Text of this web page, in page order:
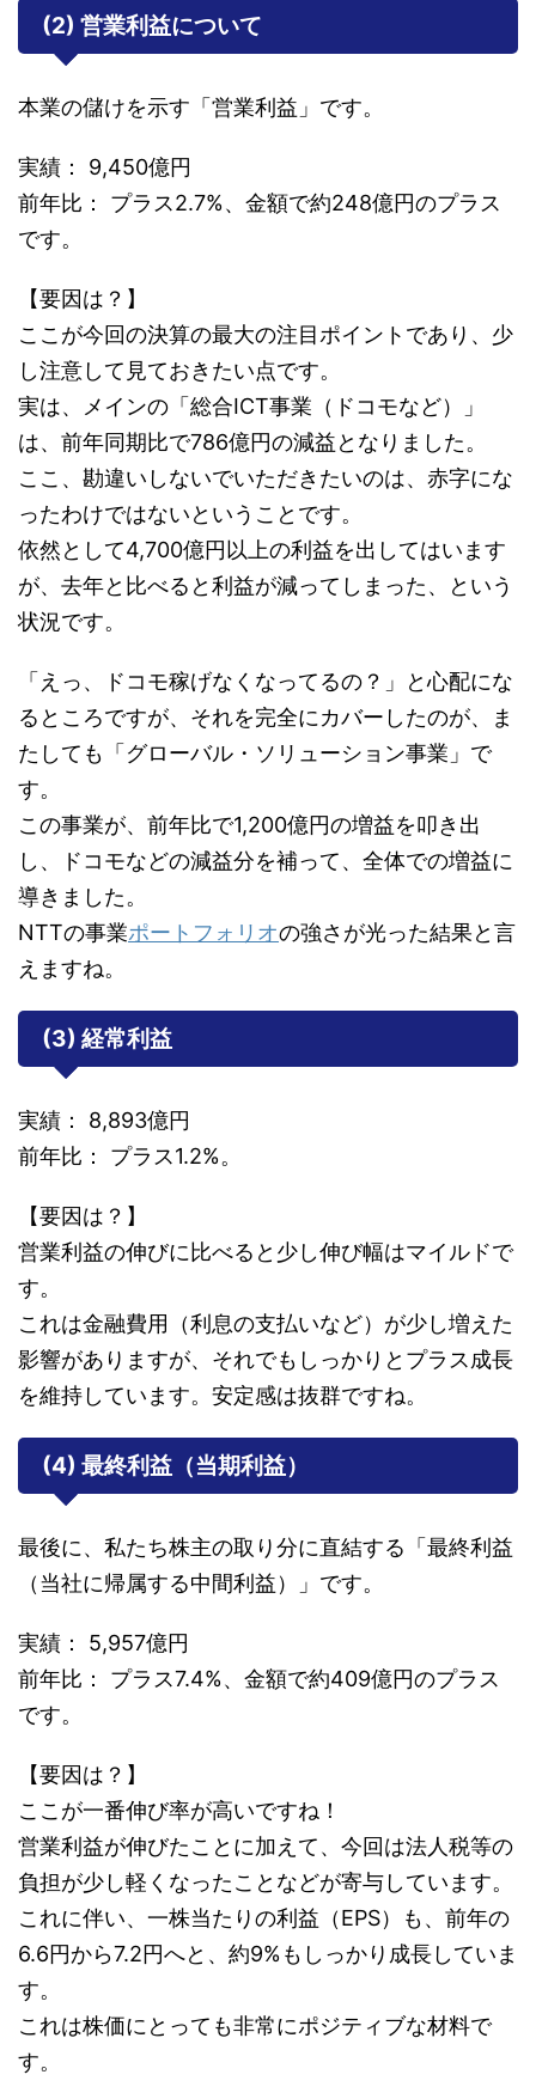
(2) 営業利益について
本業の儲けを示す「営業利益」です。
実績： 9,450億円
前年比： プラス2.7%、金額で約248億円のプラス
です。
【要因は？】
ここが今回の決算の最大の注目ポイントであり、少
し注意して見ておきたい点です。
実は、メインの「総合ICT事業（ドコモなど）」
は、前年同期比で786億円の減益となりました。
ここ、勘違いしないでいただきたいのは、赤字にな
ったわけではないということです。
依然として4,700億円以上の利益を出してはいます
が、去年と比べると利益が減ってしまった、という
状況です。
「えっ、ドコモ稼げなくなってるの？」と心配にな
るところですが、それを完全にカバーしたのが、ま
たしても「グローバル・ソリューション事業」で
す。
この事業が、前年比で1,200億円の増益を叩き出
し、ドコモなどの減益分を補って、全体での増益に
導きました。
NTTの事業ポートフォリオの強さが光った結果と言
えますね。
(3) 経常利益
実績： 8,893億円
前年比： プラス1.2%。
【要因は？】
営業利益の伸びに比べると少し伸び幅はマイルドで
す。
これは金融費用（利息の支払いなど）が少し増えた
影響がありますが、それでもしっかりとプラス成長
を維持しています。安定感は抜群ですね。
(4) 最終利益（当期利益）
最後に、私たち株主の取り分に直結する「最終利益
（当社に帰属する中間利益）」です。
実績： 5,957億円
前年比： プラス7.4%、金額で約409億円のプラス
です。
【要因は？】
ここが一番伸び率が高いですね！
営業利益が伸びたことに加えて、今回は法人税等の
負担が少し軽くなったことなどが寄与しています。
これに伴い、一株当たりの利益（EPS）も、前年の
6.6円から7.2円へと、約9%もしっかり成長していま
す。
これは株価にとっても非常にポジティブな材料で
す。